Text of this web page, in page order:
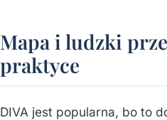
Mapa i ludzki
praktyce
DIVA jest popularna, bo to